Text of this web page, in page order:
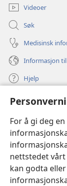
For å gi deg
nettstedet vårt
kan godta
Videoer
Søk
Medisinsk
Informasjon
Hjelp
Bidrag
(åpner
nytt
vindu)Watchtower
(åpner
nytt
vindu) JW Hub ®
(åpner
nytt
vindu)JW Library ®